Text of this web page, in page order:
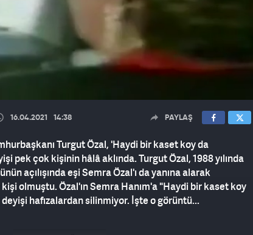
16.04.2021 14:38 PAYLAŞ
Turgut Özal, 'Haydi bir kaset koy da
pek çok kişinin hâlâ aklında. Turgut Özal, 1988 yılında
açılışında eşi Semra Özal'ı da yanına alarak
olmuştu. Özal'ın Semra Hanım'a "Haydi bir kaset koy
hafızalardan silinmiyor. İşte o görüntü...